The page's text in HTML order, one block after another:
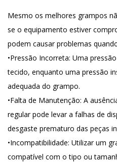
Mesmo os melhores grampos
se o equipamento estiver
podem causar problemas
•Pressão Incorreta: Uma
tecido, enquanto uma pressão
adequada do grampo.
•Falta de Manutenção: A
regular pode levar a falhas de
desgaste prematuro das peças
•Incompatibilidade: Utilizar um
compatível com o tipo ou